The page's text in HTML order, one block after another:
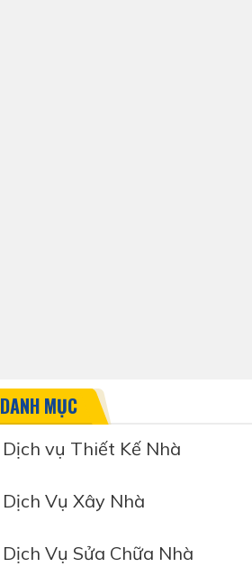
DANH MỤC
Dịch vụ Thiết Kế Nhà
Dịch Vụ Xây Nhà
Dịch Vụ Sửa Chữa Nhà